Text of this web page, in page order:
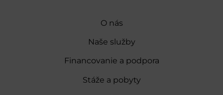
O nás
Naše služby
Financovanie a podpora
Stáže a pobyty